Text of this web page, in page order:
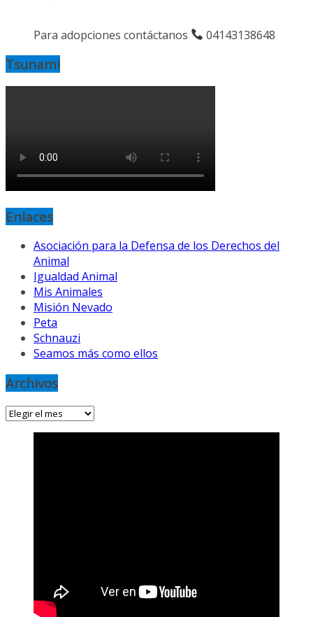
Para adopciones contáctanos 04143138648
Tsunami
Enlaces
Asociación para la Defensa de los Derechos del
Animal
Igualdad Animal
Mis Animales
Misión Nevado
Peta
Schnauzi
Seamos más como ellos
Archivos
Archivos